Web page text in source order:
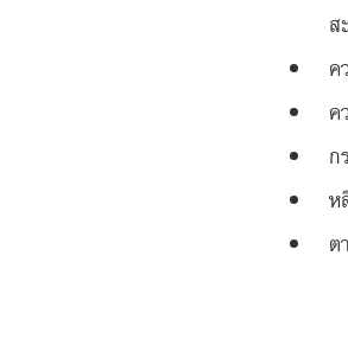
ส
ค
ก
ห
ต